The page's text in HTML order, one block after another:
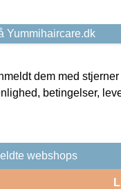
Yummihaircare.dk
dem med
betingelser,
webshops